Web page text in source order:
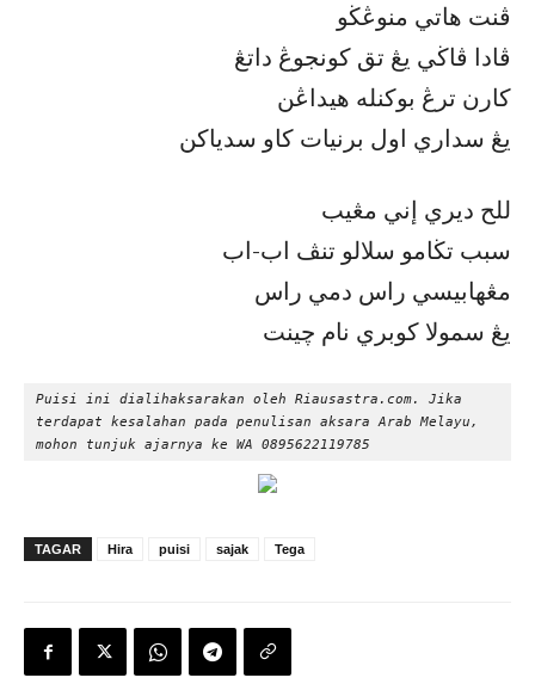
ڤنت هاتي منوڠڬو
ڤادا ڤاڬي يڠ تق كونجوڠ داتڠ
كارن ترڠ بوكنله هيداڠن
يڠ سداري اول برنيات كاو سدياكن
للح ديري إني مڠيب
سبب تڬامو سلالو تنڤ اب-اب
مڠهابيسي راس دمي راس
يڠ سمولا كوبري نام چينت
Puisi ini dialihaksarakan oleh Riausastra.com. Jika
terdapat kesalahan pada penulisan aksara Arab Melayu,
mohon tunjuk ajarnya ke WA 0895622119785
TAGAR Hira puisi sajak Tega